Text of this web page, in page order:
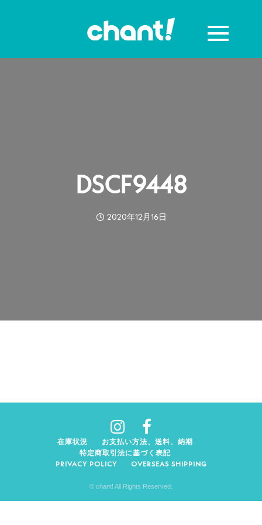
DSCF9448
2020年12月16日
在庫状況
お支払い方法、送料、納期
特定商取引法に基づく表記
PRIVACY POLICY
OVERSEAS SHIPPING
© chant! All Rights Reserved.